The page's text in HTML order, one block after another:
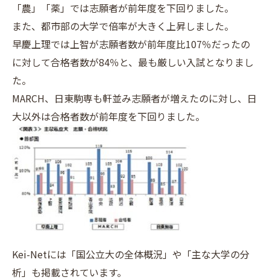
「農」「薬」では志願者が前年度を下回りました。
また、都市部の大学で倍率が大きく上昇しました。
早慶上理では上智が志願者数が前年度比107％だったの
に対して合格者数が84％と、最も厳しい入試となりまし
た。
MARCH、日東駒専も軒並み志願者が増えたのに対し、日
大以外は合格者数が前年度を下回りました。
Kei-Netには「国公立大の全体概況」や「主な大学の分
析」も掲載されています。